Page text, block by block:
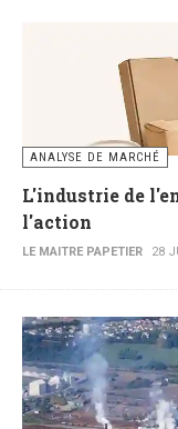
ANALYSE DE MARCHÉ
L'industrie de
l'action
LE MAITRE PAPETIER 28